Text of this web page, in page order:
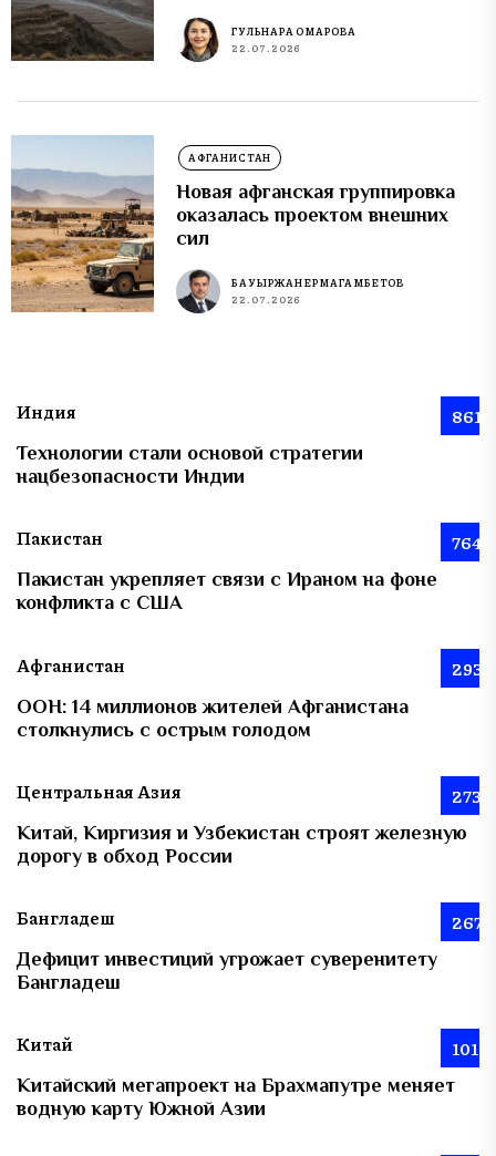
ГУЛЬНАРА ОМАРОВА
22.07.2026
АФГАНИСТАН
Новая афганская группировка
оказалась проектом внешних
сил
БАУЫРЖАН ЕРМАГАМБЕТОВ
22.07.2026
Индия 861
Технологии стали основой стратегии
нацбезопасности Индии
Пакистан 764
Пакистан укрепляет связи с Ираном на фоне
конфликта с США
Афганистан 293
ООН: 14 миллионов жителей Афганистана
столкнулись с острым голодом
Центральная Азия 273
Китай, Киргизия и Узбекистан строят железную
дорогу в обход России
Бангладеш 267
Дефицит инвестиций угрожает суверенитету
Бангладеш
Китай 101
Китайский мегапроект на Брахмапутре меняет
водную карту Южной Азии